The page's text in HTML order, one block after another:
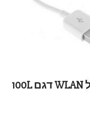
כרטיס רשת 10/100 חוטי של WLAN דגם 100L